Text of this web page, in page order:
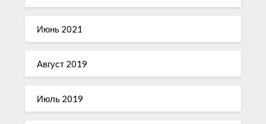
Июнь 2021
Август 2019
Июль 2019